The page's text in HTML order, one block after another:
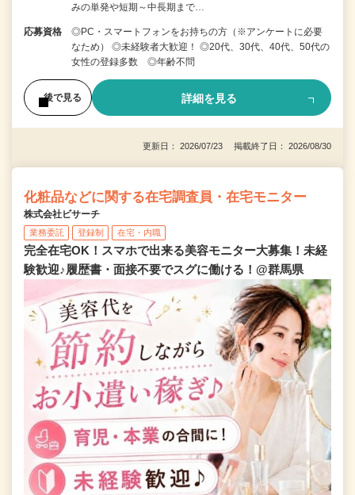
みの単発や短期～中長期まで…
応募資格
◎PC・スマートフォンをお持ちの方（※アンケートに必要
なため） ◎未経験者大歓迎！ ◎20代、30代、40代、50代の
女性の登録多数 ◎年齢不問
後で見る 詳細を見る
更新日： 2026/07/23 掲載終了日： 2026/08/30
化粧品などに関する在宅調査員・在宅モニター
株式会社ビサーチ
業務委託 登録制 在宅・内職
完全在宅OK！スマホで出来る美容モニター大募集！未経
験歓迎♪履歴書・面接不要でスグに働ける！@群馬県